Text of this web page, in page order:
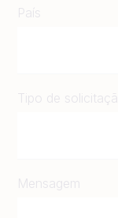
País
Tipo de
Mensagem